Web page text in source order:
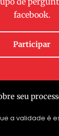
facebook.
Participar
seu
a validade é